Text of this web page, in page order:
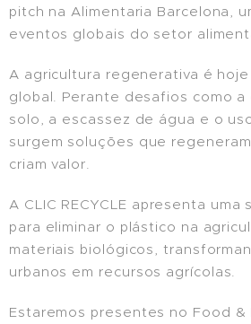
pitch na Alimentaria Barcelona,
eventos globais do setor
A agricultura regenerativa é
global. Perante desafios como
solo, a escassez de água e o
surgem soluções que
criam valor.
A CLIC RECYCLE apresenta
para eliminar o plástico na
materiais biológicos,
urbanos em recursos agrícolas.
Estaremos presentes no Food